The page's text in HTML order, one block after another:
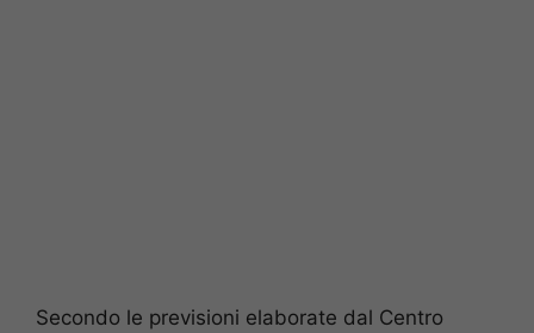
Secondo le previsioni elaborate dal Centro